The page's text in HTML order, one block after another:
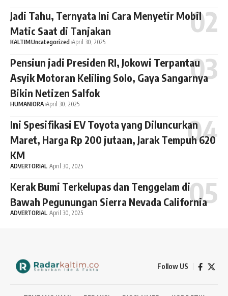
Jadi Tahu, Ternyata Ini Cara Menyetir Mobil
Matic Saat di Tanjakan
KALTIMUncategorized April 30, 2025
Pensiun jadi Presiden RI, Jokowi Terpantau
Asyik Motoran Keliling Solo, Gaya Sangarnya
Bikin Netizen Salfok
HUMANIORA April 30, 2025
Ini Spesifikasi EV Toyota yang Diluncurkan
Maret, Harga Rp 200 jutaan, Jarak Tempuh 620
KM
ADVERTORIAL April 30, 2025
Kerak Bumi Terkelupas dan Tenggelam di
Bawah Pegunungan Sierra Nevada California
ADVERTORIAL April 30, 2025
Follow US